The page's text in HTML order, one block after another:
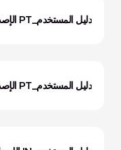
دليل المستخدم_PT الإصدار 2.0
دليل المستخدم_PT الإصدار 1.0